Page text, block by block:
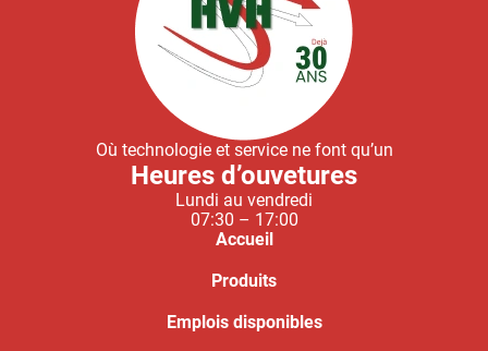
Où technologie et service ne font qu’un
Heures d’ouvetures
Lundi au vendredi
07:30 – 17:00
Accueil
Produits
Emplois disponibles